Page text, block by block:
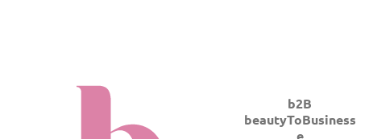
b2B
beautyToBusiness
e